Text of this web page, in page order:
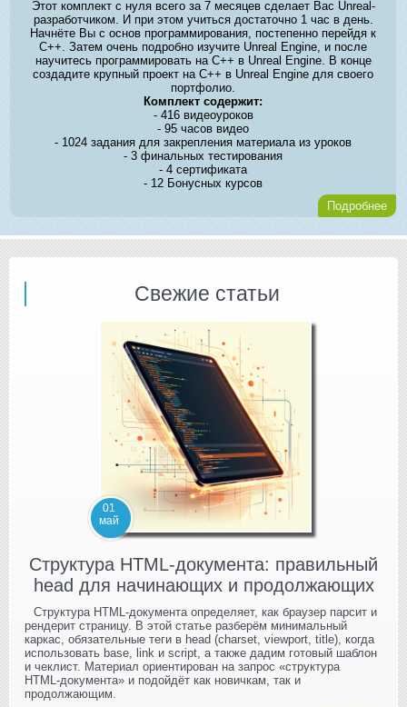
Этот комплект с нуля всего за 7 месяцев сделает Вас Unreal-
разработчиком. И при этом учиться достаточно 1 час в день.
Начнёте Вы с основ программирования, постепенно перейдя к
C++. Затем очень подробно изучите Unreal Engine, и после
научитесь программировать на C++ в Unreal Engine. В конце
создадите крупный проект на C++ в Unreal Engine для своего
портфолио.
Комплект содержит:
- 416 видеоуроков
- 95 часов видео
- 1024 задания для закрепления материала из уроков
- 3 финальных тестирования
- 4 сертификата
- 12 Бонусных курсов
Подробнее
Свежие статьи
01
май
Структура HTML‑документа: правильный
head для начинающих и продолжающих
Структура HTML‑документа определяет, как браузер парсит и
рендерит страницу. В этой статье разберём минимальный
каркас, обязательные теги в head (charset, viewport, title), когда
использовать base, link и script, а также дадим готовый шаблон
и чеклист. Материал ориентирован на запрос «структура
HTML‑документа» и подойдёт как новичкам, так и
продолжающим.